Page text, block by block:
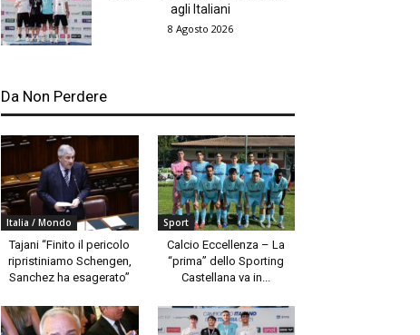
agli Italiani
8 Agosto 2026
Da Non Perdere
Italia / Mondo
Tajani “Finito il pericolo
ripristiniamo Schengen,
Sanchez ha esagerato”
Sport
Calcio Eccellenza – La
“prima” dello Sporting
Castellana va in...